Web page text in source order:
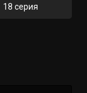
18 серия